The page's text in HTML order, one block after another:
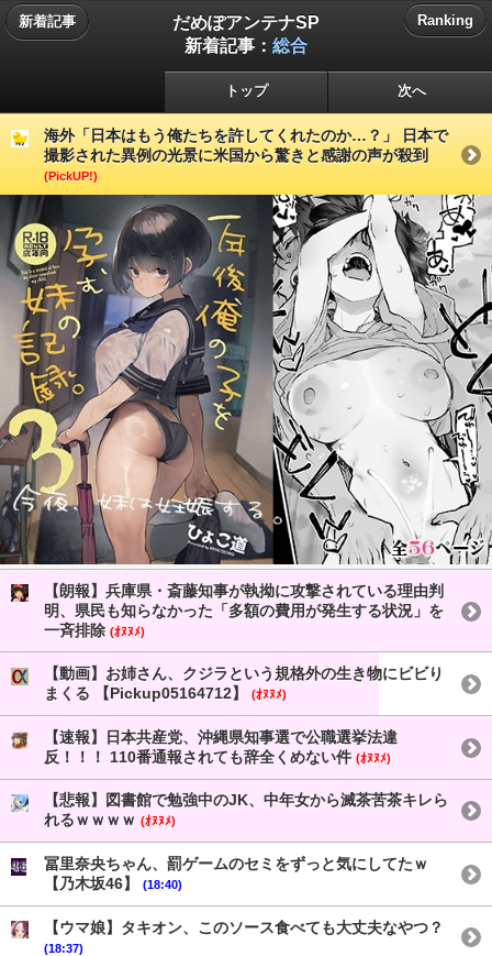
新着記事
だめぽアンテナSP
新着記事： 総合
Ranking
トップ 次へ
海外「日本はもう俺たちを許してくれたのか…？」 日本で
撮影された異例の光景に米国から驚きと感謝の声が殺到
(PickUP!)
【朗報】兵庫県・斎藤知事が執拗に攻撃されている理由判
明、県民も知らなかった「多額の費用が発生する状況」を
一斉排除 (ｵﾇﾇﾒ)
【動画】お姉さん、クジラという規格外の生き物にビビり
まくる 【Pickup05164712】
(ｵﾇﾇﾒ)
【速報】日本共産党、沖縄県知事選で公職選挙法違
反！！！ 110番通報されても辞全くめない件 (ｵﾇﾇﾒ)
【悲報】図書館で勉強中のJK、中年女から滅茶苦茶キレら
れるｗｗｗｗ (ｵﾇﾇﾒ)
冨里奈央ちゃん、罰ゲームのセミをずっと気にしてたｗ
【乃木坂46】
(18:40)
【ウマ娘】タキオン、このソース食べても大丈夫なやつ？
(18:37)